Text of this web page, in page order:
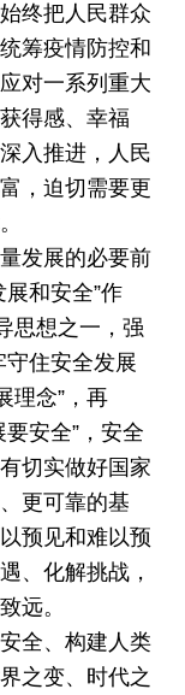
终把人民群众
筹疫情防控和
对一系列重大
得感、幸福
入推进，人民
，迫切需要更
发展的必要前
和安全”作
思想之一，强
守住安全发展
理念”，再
安全”，安全
切实做好国家
更可靠的基
预见和难以预
、化解挑战，
远。
全、构建人类
之变、时代之